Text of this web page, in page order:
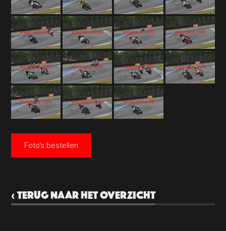
Foto's bestellen
‹ TERUG NAAR HET OVERZICHT